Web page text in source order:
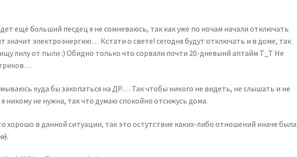
ещё больший песдец я не сомневаюсь, так как уже по ночам начали отключать
значит электроэнергию… Кстати о свете! сегодня будут отключать и в доме, так
лилу от пыли :) Обидно только что сорвали почти 20-дневынй аптайм Т_Т Не
куда бы закопаться на ДР… Так чтобы никого не видеть, не слышать и не
никому не нужна, так что думаю спокойно отсижусь дома.
хорошо в данной ситуации, так это остутствие каких-либо отношений иначе была
.